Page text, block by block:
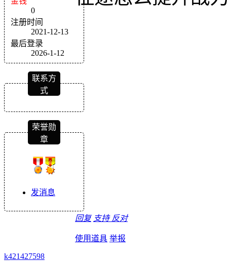
0
注册时间
2021-12-13
最后登录
2026-1-12
联系方
式
荣誉勋
章
发消息
回复 支持 反对
使用道具 举报
k421427598